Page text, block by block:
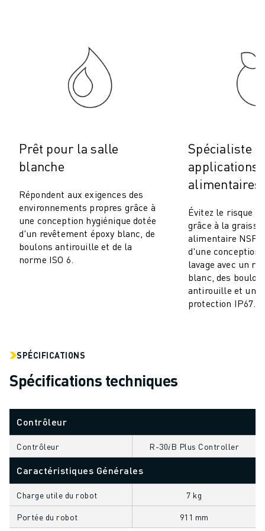
ROBOCUT MACHINES D'ÉLECTROÉROSION À FIL
LOGICIEL ROBOCUT
ROBOCUT MAINTENANCE PRÉVENTIVE
DURABILITÉ DU ROBOCUT
DES SOLUTIONS D'USINE INTELLIGENTE POUR AMÉLIORER
ENREGISTREMENT DU PRODUIT "
SOLUTIONS
TOUTES LES INDUSTRIES
AÉROSPATIALE
AUTOMOBILE
ENTREPOSAGE, LOGISTIQUE, POSTE ET COLIS
TOUTES LES APPLICATIONS
SOUDAGE À L'ARC
RECTIFICATION CNC
TOURNAGE CNC
PERÇAGE ET TARAUDAGE À GRANDE VITESSE
MOULAGE PAR INJECTION
ENTRETIEN DES MACHINES
Prêt pour la salle
blanche
Répondent aux exigences des
environnements propres grâce à
une conception hygiénique dotée
d'un revêtement époxy blanc, de
boulons antirouille et de la
norme ISO 6.
Spécialiste
applications
alimentaires
Évitez le risque
grâce à la
alimentaire NSF-
d'une conception
lavage avec un
blanc, des
antirouille et un
protection IP67.
SPÉCIFICATIONS
Spécifications techniques
Contrôleur
Contrôleur R-30𝑖B Plus Controller
Caractéristiques Générales
Charge utile du robot 7 kg
Portée du robot 911 mm